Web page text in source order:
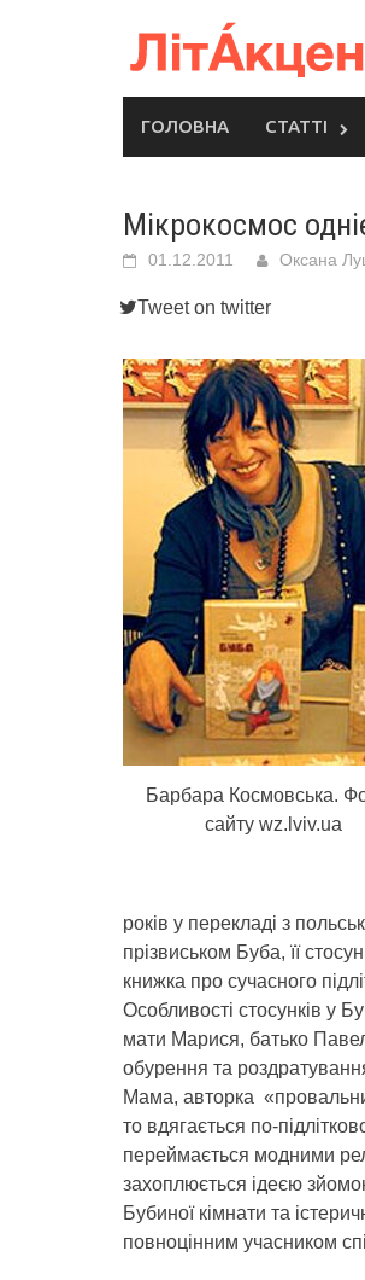
ГОЛОВНА СТАТТІ
Мікрокосмос
01.12.2011 Оксана
Tweet on twitter
Барбара Космовська.
сайту wz.lviv.ua
років у перекладі з
прізвиськом Буба, її
книжка про сучасного
Особливості стосунків у
мати Марися, батько
обурення та
Мама, авторка
то вдягається по-
переймається модними
захоплюється ідеєю
Бубиної кімнати та
повноцінним учасником